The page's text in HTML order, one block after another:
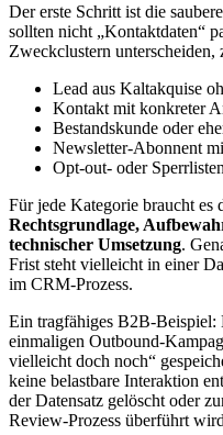
Der erste Schritt ist die
sollten nicht „Kontaktdaten“
Zweckclustern unterscheiden,
Lead aus Kaltakquise
Kontakt mit konkreter
Bestandskunde oder
Newsletter-Abonnent
Opt-out- oder
Für jede Kategorie braucht es
Rechtsgrundlage,
technischer Umsetzung.
Frist steht vielleicht in einer
im CRM-Prozess.
Ein tragfähiges B2B-Beispiel:
einmaligen Outbound-
vielleicht doch noch“
keine belastbare Interaktion
der Datensatz gelöscht oder
Review-Prozess überführt